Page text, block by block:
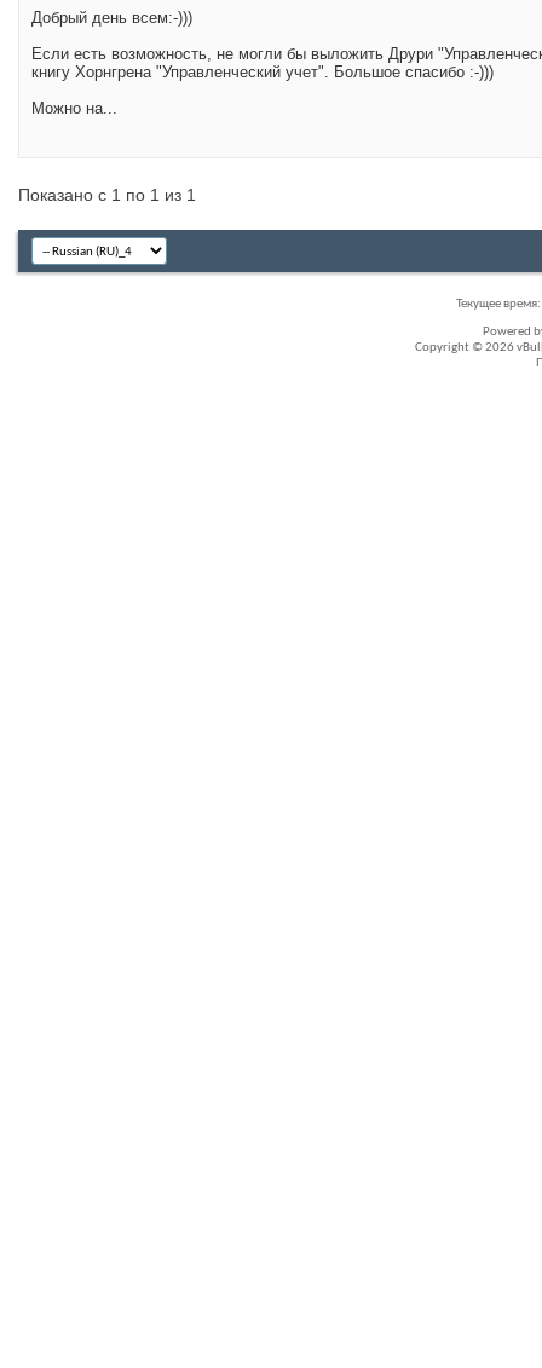
Добрый день всем:-)))
Если есть возможность, не могли бы выложить Друри
книгу Хорнгрена "Управленческий учет". Большое спасибо :-)))
Можно на...
Показано с 1 по 1 из 1
Текущее время:
Powered
Copyright © 2026